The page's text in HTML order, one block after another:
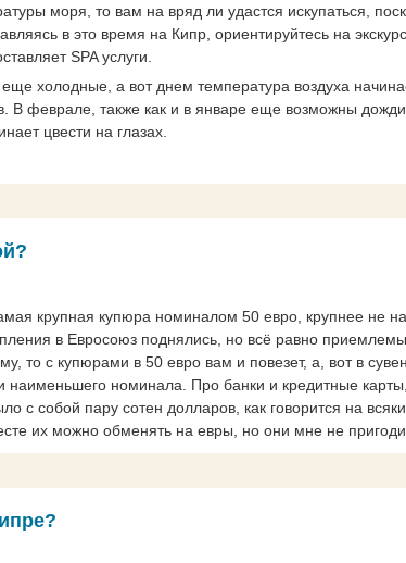
моря, то вам на вряд ли удастся искупаться,
в это время на Кипр, ориентируйтесь на
SPA услуги.
холодные, а вот днем температура воздуха
В феврале, также как и в январе еще возможны
цвести на глазах.
крупная купюра номиналом 50 евро, крупнее не
в Евросоюз поднялись, но всё равно
то с купюрами в 50 евро вам и повезет, а, вот в
номинала. Про банки и кредитные карты,
с собой пару сотен долларов, как говорится на
их можно обменять на евры, но они мне не